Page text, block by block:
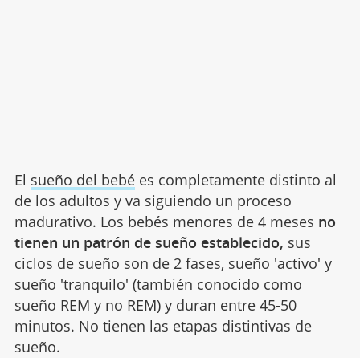
El sueño del bebées completamente distinto al
de los adultos y va siguiendo un proceso
madurativo. Los bebés menores de 4 meses no
tienen un patrón de sueño establecido, sus
ciclos de sueño son de 2 fases, sueño 'activo' y
sueño 'tranquilo' (también conocido como
sueño REM y no REM) y duran entre 45-50
minutos. No tienen las etapas distintivas de
sueño.